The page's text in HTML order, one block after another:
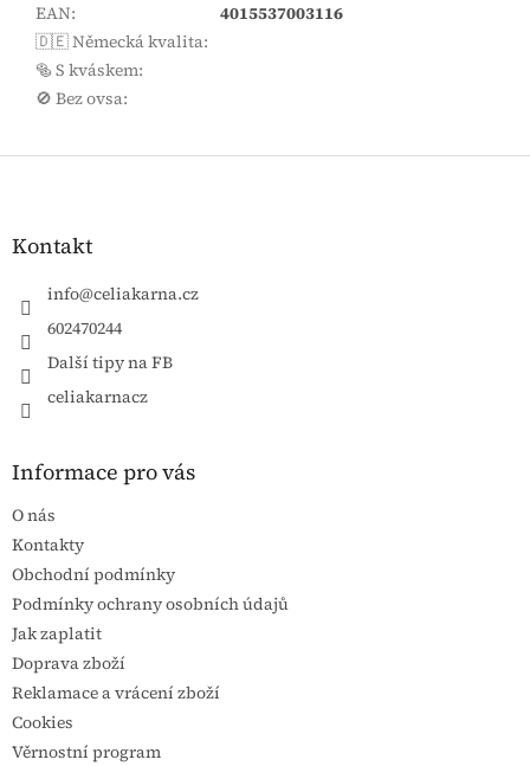
EAN:
4015537003116
🇩🇪 Německá kvalita:
🥯 S kváskem:
🚫 Bez ovsa:
Zápatí
Kontakt
info@celiakarna.cz
602470244
Další tipy na FB
celiakarnacz
Informace pro vás
O nás
Kontakty
Obchodní podmínky
Podmínky ochrany osobních údajů
Jak zaplatit
Doprava zboží
Reklamace a vrácení zboží
Cookies
Věrnostní program